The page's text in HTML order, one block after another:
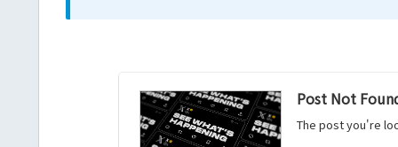
Post Not
The post you're